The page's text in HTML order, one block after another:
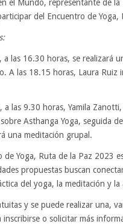
el Mundo, representante de
del Encuentro de Yoga,
las 16.30 horas, se realizará
A las 18.15 horas, Laura Ruiz
a las 9.30 horas, Yamila
Asthanga Yoga, seguida
una meditación grupal.
de Yoga, Ruta de la Paz 2023
propuestas buscan
del yoga, la meditación y la
y se puede realizar una,
o solicitar más